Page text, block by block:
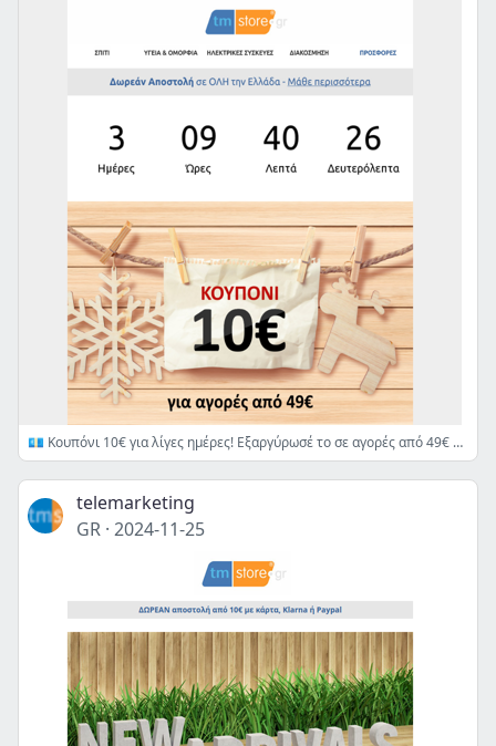
💶 Κουπόνι 10€ για λίγες ημέρες! Εξαργύρωσέ το σε αγορές από 49€ 👉
telemarketing
GR · 2024-11-25